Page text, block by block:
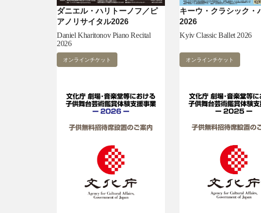
ダニエル・ハリトーノフ／ピ
アノリサイタル2026
Daniel Kharitonov Piano Recital
2026
オンラインチケット
キーウ・クラシック・
2026
Kyiv Classic Ballet 2026
オンラインチケット